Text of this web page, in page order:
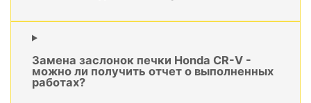
Замена заслонок печки Honda CR-V -
можно ли получить отчет о выполненных
работах?